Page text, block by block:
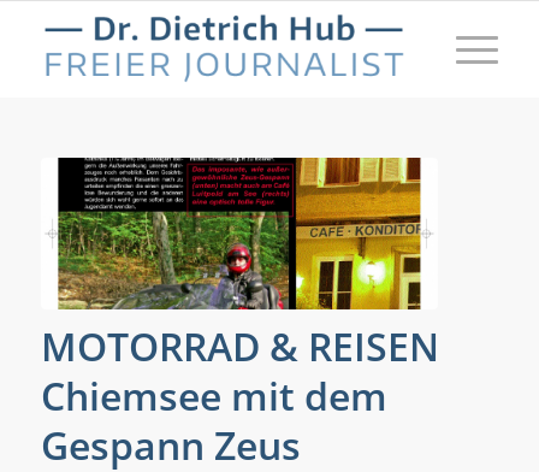
MOTORRAD & REISEN
Chiemsee mit dem
Gespann Zeus